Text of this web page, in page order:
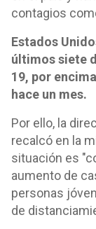
contagios
Estados
últimos siete
19, por
hace un mes.
Por ello, la
recalcó en la
situación es
aumento de
personas
de